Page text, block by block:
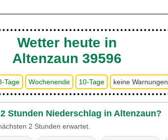
Wetter heute in
Altenzaun 39596
Tage Wochenende 10-Tage keine Warnungen
Stunden Niederschlag in Altenzaun?
2 Stunden erwartet.